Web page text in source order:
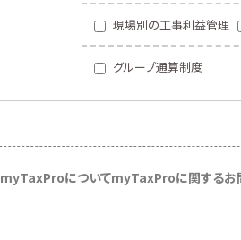
現場別の工事利益管理
グループ通算制度
myTaxProについてmyTaxProに関するお